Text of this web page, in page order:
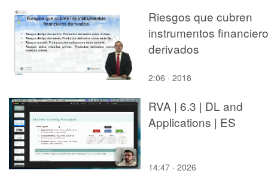
Riesgos que cubren
instrumentos
derivados
2:06 · 2018
RVA | 6.3 | DL and
Applications | ES
14:47 · 2026